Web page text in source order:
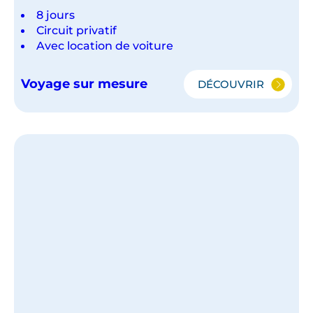
8 jours
Circuit privatif
Avec location de voiture
Voyage sur mesure DÉCOUVRIR
NORVÈGE
SIMPLEMENT